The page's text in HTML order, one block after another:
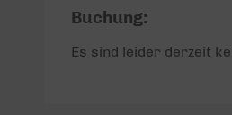
Buchung:
Es sind leider derzeit